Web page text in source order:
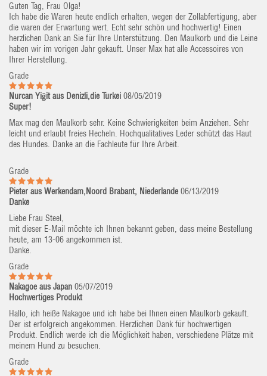
Guten Tag, Frau Olga!
Ich habe die Waren heute endlich erhalten, wegen der Zollabfertigung, aber
die waren der Erwartung wert. Echt sehr schön und hochwertig! Einen
herzlichen Dank an Sie für Ihre Unterstützung. Den Maulkorb und die Leine
haben wir im vorigen Jahr gekauft. Unser Max hat alle Accessoires von
Ihrer Herstellung.
Grade
Nurcan Yiğit aus Denizli,die Turkei 08/05/2019
Super!
Max mag den Maulkorb sehr. Keine Schwierigkeiten beim Anziehen. Sehr
leicht und erlaubt freies Hecheln. Hochqualitatives Leder schützt das Haut
des Hundes. Danke an die Fachleute für Ihre Arbeit.
Grade
Pieter aus Werkendam,Noord Brabant, Niederlande 06/13/2019
Danke
Liebe Frau Steel,
mit dieser E-Mail möchte ich Ihnen bekannt geben, dass meine Bestellung
heute, am 13-06 angekommen ist.
Danke.
Grade
Nakagoe aus Japan 05/07/2019
Hochwertiges Produkt
Hallo, ich heiße Nakagoe und ich habe bei Ihnen einen Maulkorb gekauft.
Der ist erfolgreich angekommen. Herzlichen Dank für hochwertigen
Produkt. Endlich werde ich die Möglichkeit haben, verschiedene Plätze mit
meinem Hund zu besuchen.
Grade